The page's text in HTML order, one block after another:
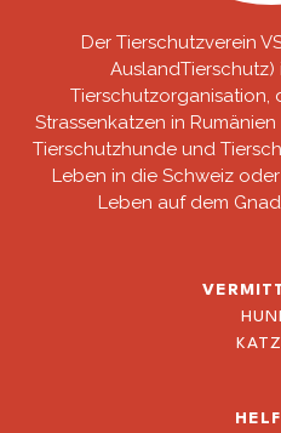
Der Tierschutzverein
AuslandTierschutz)
Tierschutzorganisation,
Strassenkatzen in
Tierschutzhunde und
Leben in die Schweiz
Leben auf dem